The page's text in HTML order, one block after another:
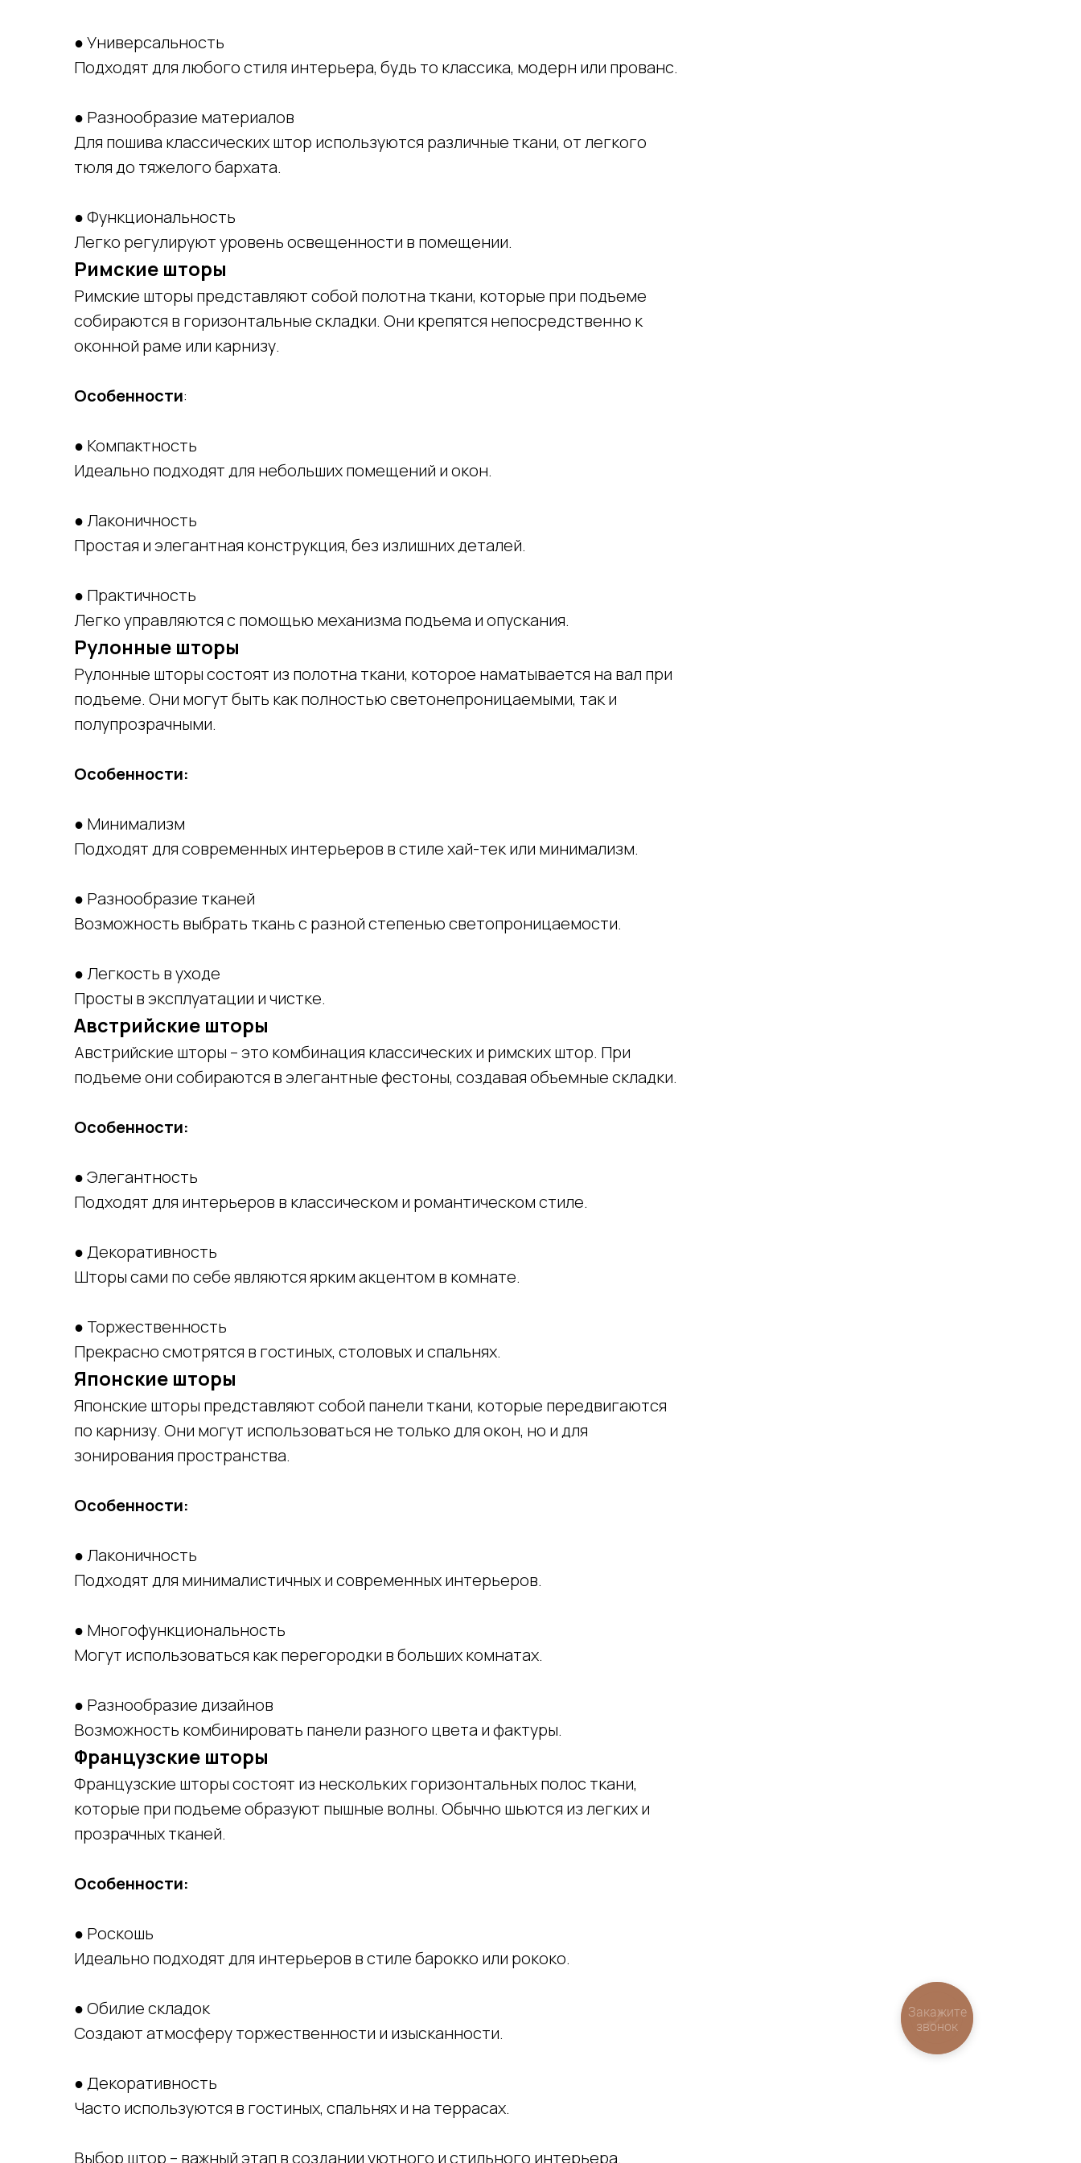
● Универсальность
Подходят для любого стиля интерьера, будь то классика, модерн или прованс.
● Разнообразие материалов
Для пошива классических штор используются различные ткани, от легкого
тюля до тяжелого бархата.
● Функциональность
Легко регулируют уровень освещенности в помещении.
Римские шторы
Римские шторы представляют собой полотна ткани, которые при подъеме
собираются в горизонтальные складки. Они крепятся непосредственно к
оконной раме или карнизу.
Особенности:
● Компактность
Идеально подходят для небольших помещений и окон.
● Лаконичность
Простая и элегантная конструкция, без излишних деталей.
● Практичность
Легко управляются с помощью механизма подъема и опускания.
Рулонные шторы
Рулонные шторы состоят из полотна ткани, которое наматывается на вал при
подъеме. Они могут быть как полностью светонепроницаемыми, так и
полупрозрачными.
Особенности:
● Минимализм
Подходят для современных интерьеров в стиле хай-тек или минимализм.
● Разнообразие тканей
Возможность выбрать ткань с разной степенью светопроницаемости.
● Легкость в уходе
Просты в эксплуатации и чистке.
Австрийские шторы
Австрийские шторы – это комбинация классических и римских штор. При
подъеме они собираются в элегантные фестоны, создавая объемные складки.
Особенности:
● Элегантность
Подходят для интерьеров в классическом и романтическом стиле.
● Декоративность
Шторы сами по себе являются ярким акцентом в комнате.
● Торжественность
Прекрасно смотрятся в гостиных, столовых и спальнях.
Японские шторы
Японские шторы представляют собой панели ткани, которые передвигаются
по карнизу. Они могут использоваться не только для окон, но и для
зонирования пространства.
Особенности:
● Лаконичность
Подходят для минималистичных и современных интерьеров.
● Многофункциональность
Могут использоваться как перегородки в больших комнатах.
● Разнообразие дизайнов
Возможность комбинировать панели разного цвета и фактуры.
Французские шторы
Французские шторы состоят из нескольких горизонтальных полос ткани,
которые при подъеме образуют пышные волны. Обычно шьются из легких и
прозрачных тканей.
Особенности:
● Роскошь
Идеально подходят для интерьеров в стиле барокко или рококо.
● Обилие складок
Создают атмосферу торжественности и изысканности.
● Декоративность
Часто используются в гостиных, спальнях и на террасах.
Выбор штор – важный этап в создании уютного и стильного интерьера.
Закажите
звонок